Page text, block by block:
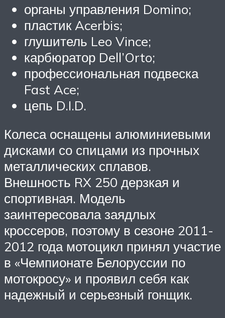
органы управления Domino;
пластик Acerbis;
глушитель Leo Vince;
карбюратор Dell’Orto;
профессиональная подвеска
Fast Ace;
цепь D.I.D.
Колеса оснащены алюминиевыми
дисками со спицами из прочных
металлических сплавов.
Внешность RX 250 дерзкая и
спортивная. Модель
заинтересовала заядлых
кроссеров, поэтому в сезоне 2011-
2012 года мотоцикл принял участие
в «Чемпионате Белоруссии по
мотокросу» и проявил себя как
надежный и серьезный гонщик.